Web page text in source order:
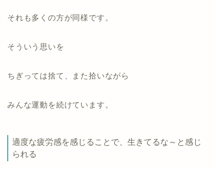
それも多くの方が同様です。
そういう思いを
ちぎっては捨て、また拾いながら
みんな運動を続けています。
適度な疲労感を感じることで、生きてるな～と感じ
られる